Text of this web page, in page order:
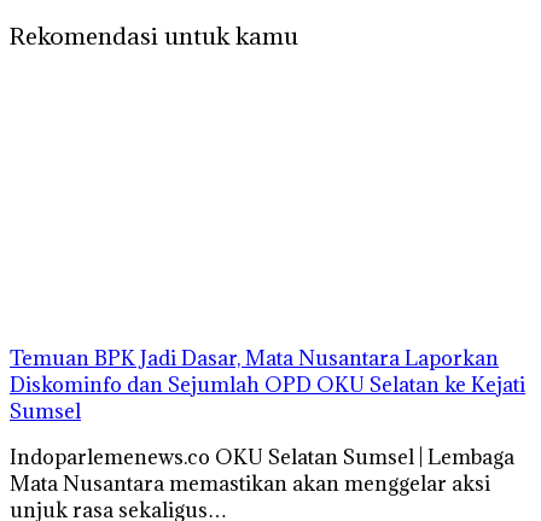
Rekomendasi untuk kamu
Temuan BPK Jadi Dasar, Mata Nusantara Laporkan
Diskominfo dan Sejumlah OPD OKU Selatan ke Kejati
Sumsel
Indoparlemenews.co OKU Selatan Sumsel | Lembaga
Mata Nusantara memastikan akan menggelar aksi
unjuk rasa sekaligus…